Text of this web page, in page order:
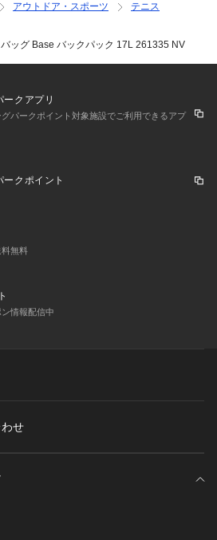
ースポーツゼビオ ゼビオ Super Spo
バン かばん 鞄 テニス テニス用品 te
リー テニスバッグ テニスバック バ
グ デイバック リュック リュックサ
0525lcpn_p spcp2006 20cp062
head_2509ss 0321_cp
アウトドア・スポーツ
テニス
ッグ Base バックパック 17L 261335 NV
クアプリ
パークポイント対象施設でご利用できるアプ
クポイント
料無料
情報配信中
せ